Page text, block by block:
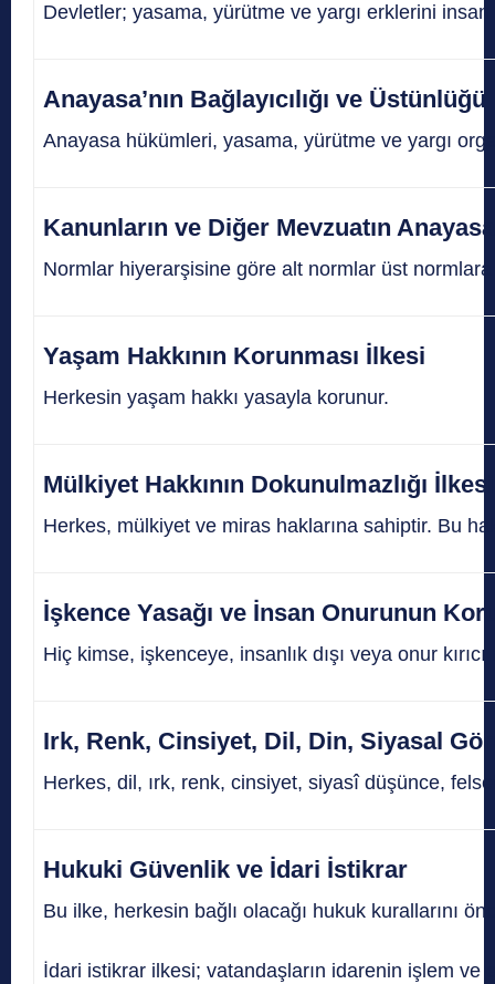
Devletler; yasama, yürütme ve yargı erklerini
Anayasa’nın Bağlayıcılığı ve Üstünlüğü
Anayasa hükümleri, yasama, yürütme ve yargı
Kanunların ve Diğer Mevzuatın
Normlar hiyerarşisine göre alt normlar üst
Yaşam Hakkının Korunması İlkesi
Herkesin yaşam hakkı yasayla korunur.
Mülkiyet Hakkının Dokunulmazlığı İlkesi
Herkes, mülkiyet ve miras haklarına sahiptir. Bu
İşkence Yasağı ve İnsan Onurunun
Hiç kimse, işkenceye, insanlık dışı veya onur
Irk, Renk, Cinsiyet, Dil, Din, Siyasal
Herkes, dil, ırk, renk, cinsiyet, siyasî düşünce,
Hukuki Güvenlik ve İdari İstikrar
Bu ilke, herkesin bağlı olacağı hukuk kurallarını
İdari istikrar ilkesi; vatandaşların idarenin işlem